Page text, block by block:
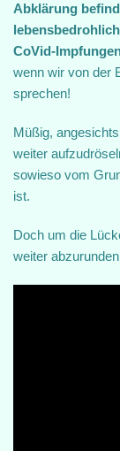
Abklärung
CoVid-
wenn wir von der
sprechen!
Müßig,
weiter
sowieso vom
ist.
Doch um die
weiter